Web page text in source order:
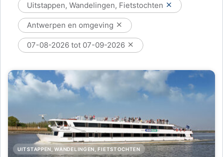
Uitstappen, Wandelingen, Fietstochten
Antwerpen en omgeving
07-08-2026 tot 07-09-2026
UITSTAPPEN, WANDELINGEN, FIETSTOCHTEN